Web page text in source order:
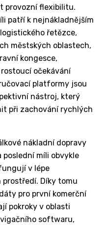
provozní flexibilitu.
patří k nejnákladnějším
řetězce,
městských oblastech,
kongesce,
očekávání
platformy jsou
nástroj, který
při zachování rychlých
nákladní dopravy
míli obvykle
v lépe
Díky tomu
pro první komerční
pokroky v oblasti
softwaru,